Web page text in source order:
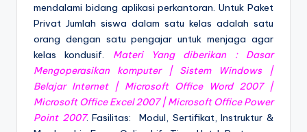
mendalami bidang aplikasi perkantoran. Untuk Paket
Privat Jumlah siswa dalam satu kelas adalah satu
orang dengan satu pengajar untuk menjaga agar
kelas kondusif. Materi Yang diberikan : Dasar
Mengoperasikan komputer | Sistem Windows |
Belajar Internet | Microsoft Office Word 2007 |
Microsoft Office Excel 2007 | Microsoft Office Power
Point 2007. Fasilitas: Modul, Sertifikat, Instruktur &